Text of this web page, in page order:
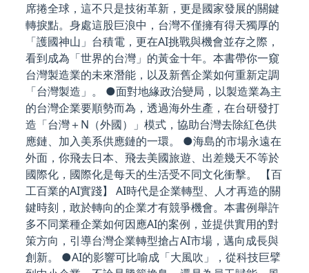
席捲全球，這不只是技術革新，更是國家發展的關鍵
轉捩點。身處這股巨浪中，台灣不僅擁有得天獨厚的
「護國神山」台積電，更在AI挑戰與機會並存之際，
看到成為「世界的台灣」的黃金十年。本書帶你一窺
台灣製造業的未來潛能，以及新舊企業如何重新定調
「台灣製造」。 ●面對地緣政治變局，以製造業為主
的台灣企業要順勢而為，透過海外生產，在台研發打
造「台灣＋N（外國）」模式，協助台灣去除紅色供
應鏈、加入美系供應鏈的一環。 ●海島的市場永遠在
外面，你飛去日本、飛去美國旅遊、出差幾天不等於
國際化，國際化是每天的生活受不同文化衝擊。 【百
工百業的AI實踐】 AI時代是企業轉型、人才再造的關
鍵時刻，敢於轉向的企業才有競爭機會。本書例舉許
多不同業種企業如何因應AI的案例，並提供實用的對
策方向，引導台灣企業轉型搶占AI市場，邁向成長與
創新。 ●AI的影響可比喻成「大風吹」，從科技巨擘